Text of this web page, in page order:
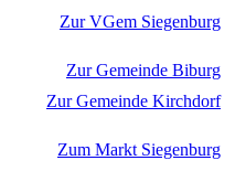
Zur VGem Siegenburg
Zur Gemeinde Biburg
Zur Gemeinde Kirchdorf
Zum Markt Siegenburg